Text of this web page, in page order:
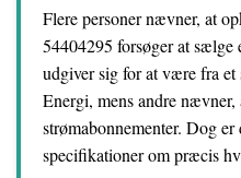
Flere personer nævner, at
54404295 forsøger at
udgiver sig for at være fra
Energi, mens andre
strømabonnementer. Dog
specifikationer om præcis